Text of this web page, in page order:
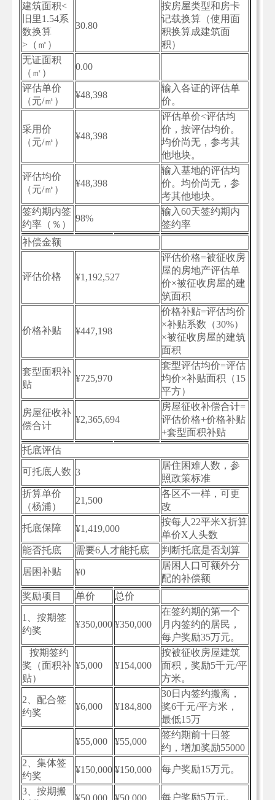
建筑面积<
旧里1.54系
数换算
>（㎡）
30.80
按房屋类型和房卡
记载换算（使用面
积换算成建筑面
积）
无证面积
（㎡）
0.00
评估单价
（元/㎡）
¥48,398
输入各证的评估单
价。
采用价
（元/㎡）
¥48,398
评估单价<评估均
价，按评估均价。
均价尚无，参考其
他地块。
评估均价
（元/㎡）
¥48,398
输入基地的评估均
价。均价尚无，参
考其他地块。
签约期内签
约率（％）
98%
输入60天签约期内
签约率
补偿金额
评估价格 ¥1,192,527
评估价格=被征收房
屋的房地产评估单
价×被征收房屋的建
筑面积
价格补贴 ¥447,198
价格补贴=评估均价
×补贴系数（30%）
×被征收房屋的建筑
面积
套型面积补
贴
¥725,970
套型评估均价=评估
均价×补贴面积（15
平方）
房屋征收补
偿合计
¥2,365,694
房屋征收补偿合计=
评估价格+价格补贴
+套型面积补贴
托底评估
可托底人数 3
居住困难人数，参
照政策标准
折算单价
（杨浦）
21,500
各区不一样，可更
改
托底保障 ¥1,419,000
按每人22平米X折算
单价X人头数
能否托底
需要6人才能托底 判断托底是否划算
居困补贴 ¥0
居困人口可额外分
配的补偿额
奖励项目
单价 总价
1、按期签
约奖
¥350,000 ¥350,000
在签约期的第一个
月内签约的居民，
每户奖励35万元。
按期签约
奖（面积补
贴）
¥5,000 ¥154,000
按被征收房屋建筑
面积，奖励5千元/平
方米。
2、配合签
约奖
¥6,000 ¥184,800
30日内签约搬离，
奖6千元/平方米，
最低15万
¥55,000 ¥55,000
签约期前十日签
约，增加奖励55000
2、集体签
约奖
¥150,000 ¥150,000 每户奖励15万元。
3、按期搬
¥50,000 ¥50,000 每户奖励5万元。